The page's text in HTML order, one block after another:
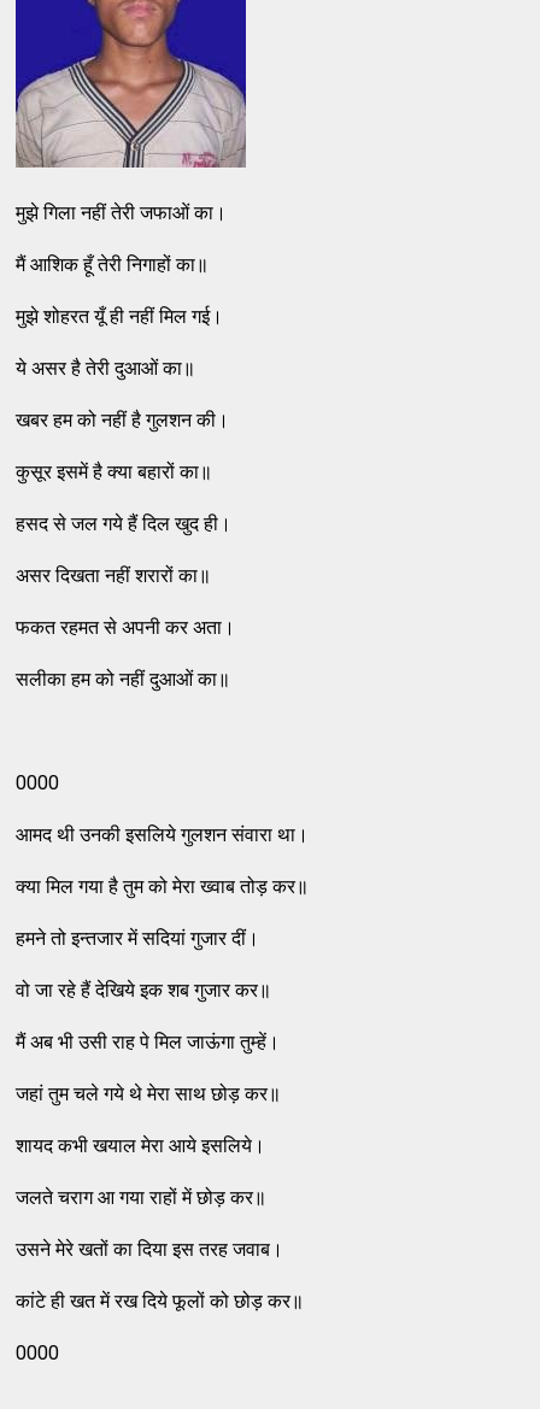
मुझे गिला नहीं तेरी जफाओं का।
मैं आशिक हूँ तेरी निगाहों का॥
मुझे शोहरत यूँ ही नहीं मिल गई।
ये असर है तेरी दुआओं का॥
खबर हम को नहीं है गुलशन की।
कुसूर इसमें है क्‍या बहारों का॥
हसद से जल गये हैं दिल खुद ही।
असर दिखता नहीं शरारों का॥
फकत रहमत से अपनी कर अता।
सलीका हम को नहीं दुआओं का॥
0000
आमद थी उनकी इसलिये गुलशन संवारा था।
क्‍या मिल गया है तुम को मेरा ख्‍वाब तोड़ कर॥
हमने तो इन्‍तजार में सदियां गुजार दीं।
वो जा रहे हैं देखिये इक शब गुजार कर॥
मैं अब भी उसी राह पे मिल जाऊंगा तुम्‍हें।
जहां तुम चले गये थे मेरा साथ छोड़ कर॥
शायद कभी खयाल मेरा आये इसलिये।
जलते चराग आ गया राहों में छोड़ कर॥
उसने मेरे खतों का दिया इस तरह जवाब।
कांटे ही खत में रख दिये फूलों को छोड़ कर॥
0000